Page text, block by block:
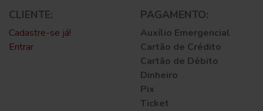
CLIENTE:
Cadastre-se já!
Entrar
PAGAMENTO:
Auxílio Emergencial
Cartão de Crédito
Cartão de Débito
Dinheiro
Pix
Ticket